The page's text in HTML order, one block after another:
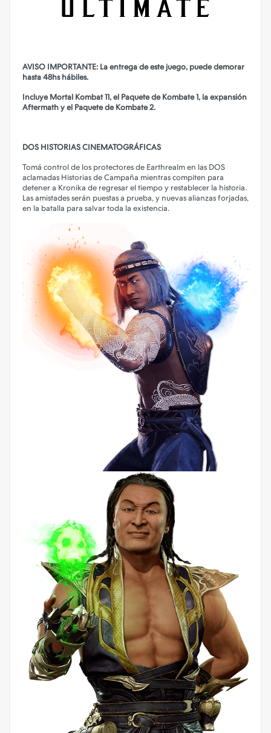
AVISO IMPORTANTE: La entrega de este juego, puede demorar
hasta 48hs hábiles.
Incluye Mortal Kombat 11, el Paquete de Kombate 1, la expansión
Aftermath y el Paquete de Kombate 2.
DOS HISTORIAS CINEMATOGRÁFICAS
Tomá control de los protectores de Earthrealm en las DOS
aclamadas Historias de Campaña mientras compiten para
detener a Kronika de regresar el tiempo y restablecer la historia.
Las amistades serán puestas a prueba, y nuevas alianzas forjadas,
en la batalla para salvar toda la existencia.